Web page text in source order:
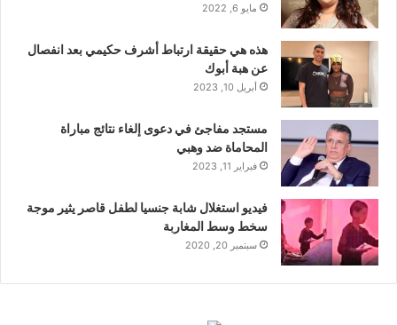
مايو 6, 2022
هذه هي حقيقة ارتباط أشرف حكيمي بعد انفصال
عن هبة أبوك
أبريل 10, 2023
مستجد مفاجئ في دعوى إلغاء نتائج مباراة
المحاماة ضد وهبي
فبراير 11, 2023
فيديو استغلال شابة جنسيا لطفل قاصر يثير موجة
سخط وسط المغاربة
سبتمبر 20, 2020